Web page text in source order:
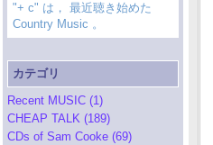
"+ c" は， 最近聴き始めた
Country Music 。
カテゴリ
Recent MUSIC (1)
CHEAP TALK (189)
CDs of Sam Cooke (69)